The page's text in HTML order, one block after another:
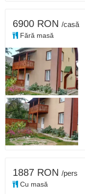
6900 RON /casă
Fără masă
1887 RON /pers
Cu masă